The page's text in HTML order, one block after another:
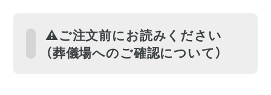
⚠️ご注文前にお読みください
（葬儀場へのご確認について）